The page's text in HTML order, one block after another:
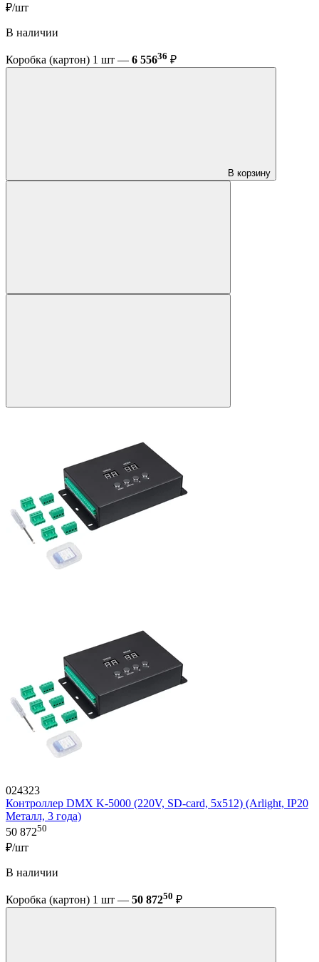
₽/шт
В наличии
Коробка (картон) 1 шт — 6 55636 ₽
В корзину
024323
Контроллер DMX K-5000 (220V, SD-card, 5x512) (Arlight, IP20
Металл, 3 года)
50 87250
₽/шт
В наличии
Коробка (картон) 1 шт — 50 87250 ₽